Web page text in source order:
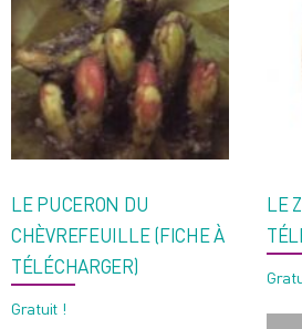
LE PUCERON DU
CHÈVREFEUILLE (FICHE À
TÉLÉCHARGER)
Gratuit !
LE